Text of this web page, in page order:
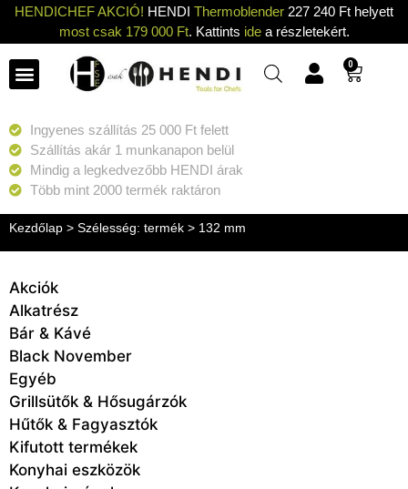
HENDICHEF AKCIÓ! HENDI Thermoblender 227 240 Ft helyett
most csak 179 000 Ft. Kattints idea részletekért.
0
Ingyenes szállítás 25 000 Ft felett
Szállítás akár 1 munkanapon belül
Mindig a legkedvezőbb HENDI árak
Több mint 2000 termék raktáron
Kezdőlap > Szélesség: termék > 132 mm
Akciók
Alkatrész
Bár & Kávé
Black November
Egyéb
Grillsütők & Hősugárzók
Hűtők & Fagyasztók
Kifutott termékek
Konyhai eszközök